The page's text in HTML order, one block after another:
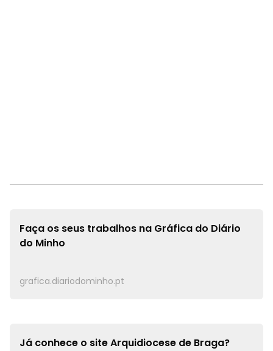
Faça os seus trabalhos na Gráfica do Diário
do Minho
grafica.diariodominho.pt
Já conhece o siteArquidiocese de Braga?